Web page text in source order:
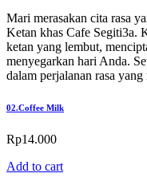
Mari merasakan cita rasa
Ketan khas Cafe Segiti3a.
ketan yang lembut,
menyegarkan hari Anda.
dalam perjalanan rasa
02.Coffee Milk
Rp14.000
Add to cart